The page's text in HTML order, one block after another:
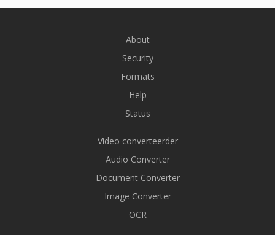
About
Security
Formats
Help
Status
Video converteerder
Audio Converter
Document Converter
Image Converter
OCR